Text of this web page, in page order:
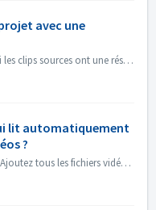
avec une
Lors de l'édition dans Nero Video, si les clips sources ont une résolution de 4K ou plus, et que vous souhaitez avoir le fichier de sortie également en ...
lit automatiquement
?
Il existe deux solutions : Solution 1. Ajoutez tous les fichiers vidéo dans un seul titre. Dans l'écran d'édition, importez tous les fichiers vidéo...